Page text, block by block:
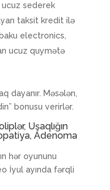
sederek
taksit kredit ilə
electronics,
ucuz quymətə
dayanır. Məsələn,
bonusu verirlər.
Uşaqlığın
Adenoma
hər oyununu
İyul ayında fərqli